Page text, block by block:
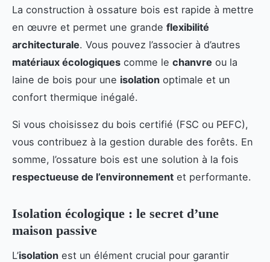
La construction à ossature bois est rapide à mettre
en œuvre et permet une grande flexibilité
architecturale. Vous pouvez l’associer à d’autres
matériaux écologiques comme le chanvre ou la
laine de bois pour une isolation optimale et un
confort thermique inégalé.
Si vous choisissez du bois certifié (FSC ou PEFC),
vous contribuez à la gestion durable des forêts. En
somme, l’ossature bois est une solution à la fois
respectueuse de l’environnement et performante.
Isolation écologique : le secret d’une
maison passive
L’isolation est un élément crucial pour garantir